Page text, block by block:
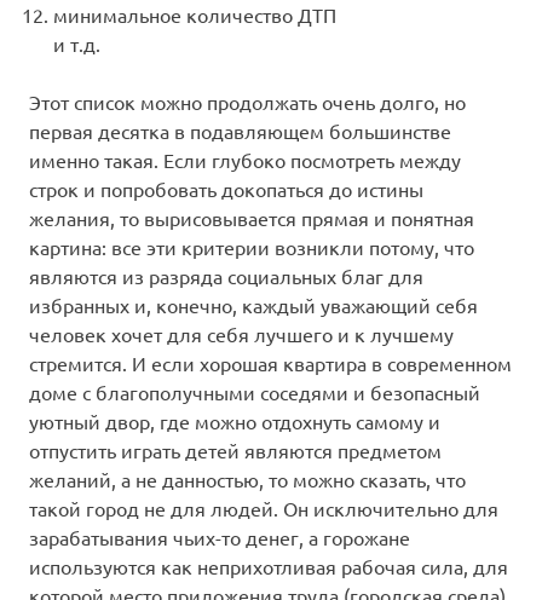
минимальное количество ДТП
и т.д.
Этот список можно продолжать очень долго, но
первая десятка в подавляющем большинстве
именно такая. Если глубоко посмотреть между
строк и попробовать докопаться до истины
желания, то вырисовывается прямая и понятная
картина: все эти критерии возникли потому, что
являются из разряда социальных благ для
избранных и, конечно, каждый уважающий себя
человек хочет для себя лучшего и к лучшему
стремится. И если хорошая квартира в современном
доме с благополучными соседями и безопасный
уютный двор, где можно отдохнуть самому и
отпустить играть детей являются предметом
желаний, а не данностью, то можно сказать, что
такой город не для людей. Он исключительно для
зарабатывания чьих-то денег, а горожане
используются как неприхотливая рабочая сила, для
которой место приложения труда (городская среда)